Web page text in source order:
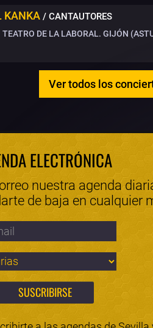
KANKA / CANTAUTORES
TEATRO DE LA LABORAL. GIJÓN
Ver todos los
ELECTRÓNICA
nuestra agenda
de baja en cualquier